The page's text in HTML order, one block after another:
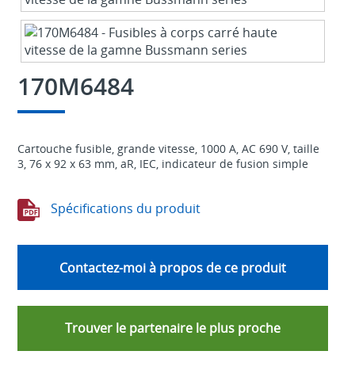
170M6484
Cartouche fusible, grande vitesse, 1000 A, AC 690 V, taille
3, 76 x 92 x 63 mm, aR, IEC, indicateur de fusion simple
Spécifications du produit
Contactez-moi à propos de ce produit
Trouver le partenaire le plus proche